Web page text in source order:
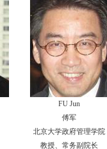
FU Jun
傅军
北京大学政府管理学院
教授、常务副院长